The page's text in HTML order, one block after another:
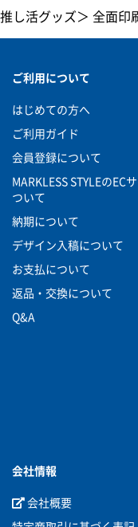
推し活グッズ＞ 全面印
ご利用について
はじめての方へ
ご利用ガイド
会員登録について
MARKLESS STYLEのEC
ついて
納期について
デザイン入稿について
お支払について
返品・交換について
Q&A
会社情報
会社概要